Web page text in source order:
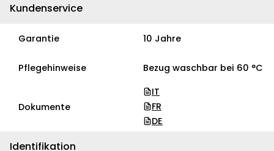
Kundenservice
Garantie 10 Jahre
Pflegehinweise Bezug waschbar bei 60 °C
Dokumente
IT
FR
DE
Identifikation